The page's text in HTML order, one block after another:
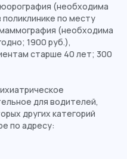
(необходима
по месту
(необходима
1900 руб.),
старше 40 лет; 300
для водителей,
других категорий
по адресу: